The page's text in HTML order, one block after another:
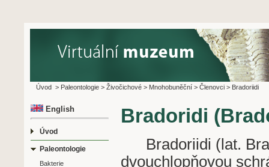
Úvod > Paleontologie > Živočichové > Mnohobuněční > Členovci > Bradoriidi
English
Úvod
Paleontologie
Bakterie
Bradoridi
Bradoriidi (lat.
dvouchlopňovou